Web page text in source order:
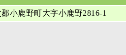
小鹿野町大字小鹿野2816-1